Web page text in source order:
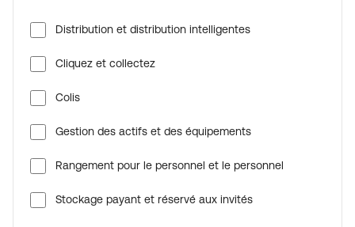
Distribution et distribution intelligentes
Cliquez et collectez
Colis
Gestion des actifs et des équipements
Rangement pour le personnel et le personnel
Stockage payant et réservé aux invités